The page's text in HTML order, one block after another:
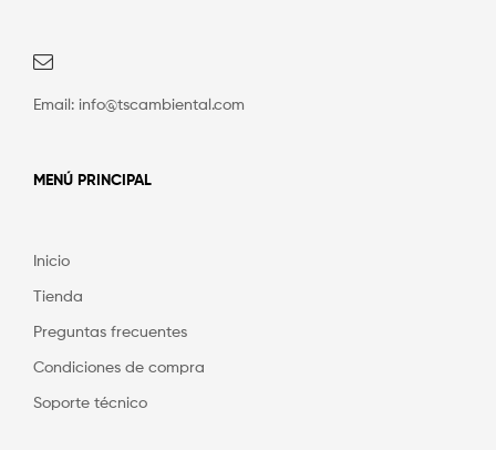
Email: info@tscambiental.com
MENÚ PRINCIPAL
Inicio
Tienda
Preguntas frecuentes
Condiciones de compra
Soporte técnico